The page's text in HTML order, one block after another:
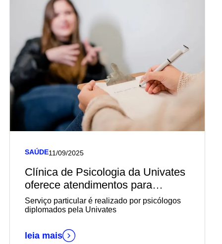
SAÚDE11/09/2025
Clínica de Psicologia da Univates
oferece atendimentos para
pacientes de todas as faixas
etárias
Serviço particular é realizado por psicólogos
diplomados pela Univates
leia mais